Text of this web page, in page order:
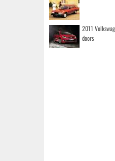
2011
doors